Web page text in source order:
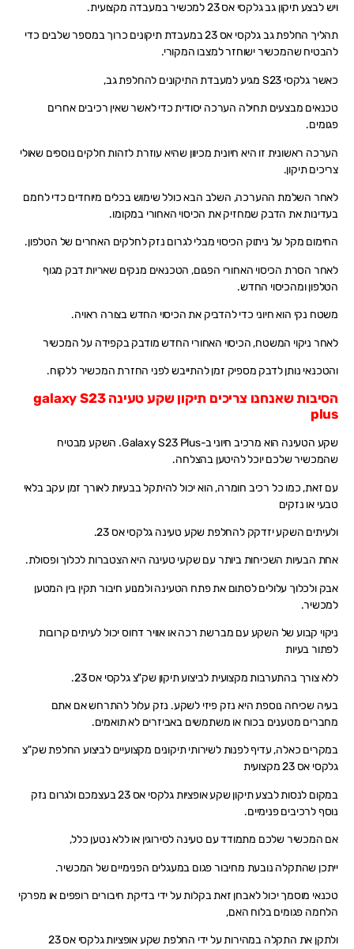
ויש לבצע תיקון גב גלקסי אס 23 למכשיר במעבדה מקצועית.
תהליך החלפת גב גלקסי אס 23 במעבדת תיקונים כרוך במספר שלבים כדי
להבטיח שהמכשיר ישוחזר למצבו המקורי.
כאשר גלקסי S23 מגיע למעבדת התיקונים להחלפת גב,
טכנאים מבצעים תחילה הערכה יסודית כדי לאשר שאין רכיבים אחרים
פגומים.
הערכה ראשונית זו היא חיונית מכיוון שהיא עוזרת לזהות חלקים נוספים שאולי
צריכים תיקון.
לאחר השלמת ההערכה, השלב הבא כולל שימוש בכלים מיוחדים כדי לחמם
בעדינות את הדבק שמחזיק את הכיסוי האחורי במקומו.
החימום מקל על ניתוק הכיסוי מבלי לגרום נזק לחלקים האחרים של הטלפון.
לאחר הסרת הכיסוי האחורי הפגום, הטכנאים מנקים שאריות דבק מגוף
הטלפון ומהכיסוי החדש.
משטח נקי הוא חיוני כדי להדביק את הכיסוי החדש בצורה ראויה.
לאחר ניקוי המשטח, הכיסוי האחורי החדש מודבק בקפידה על המכשיר
והטכנאי נותן לדבק מספיק זמן להתייבש לפני החזרת המכשיר ללקוח.
הסיבות שאנחנו צריכים תיקון שקע טעינה galaxy S23
plus
שקע הטעינה הוא מרכיב חיוני ב-Galaxy S23 Plus. השקע מבטיח
שהמכשיר שלכם יוכל להיטען בהצלחה.
עם זאת, כמו כל רכיב חומרה, הוא יכול להיתקל בבעיות לאורך זמן עקב בלאי
טבעי או נזקים
ולעיתים השקע יזדקק להחלפת שקע טעינה גלקסי אס 23.
אחת הבעיות השכיחות ביותר עם שקעי טעינה היא הצטברות לכלוך ופסולת.
אבק ולכלוך עלולים לסתום את פתח הטעינה ולמנוע חיבור תקין בין המטען
למכשיר.
ניקוי קבוע של השקע עם מברשת רכה או אוויר דחוס יכול לעיתים קרובות
לפתור בעיות
ללא צורך בהתערבות מקצועית לביצוע תיקון שק"צ גלקסי אס 23.
בעיה שכיחה נוספת היא נזק פיזי לשקע. נזק עלול להתרחש אם אתם
מחברים מטענים בכוח או משתמשים באביזרים לא תואמים.
במקרים כאלה, עדיף לפנות לשירותי תיקונים מקצועיים לביצוע החלפת שק"צ
גלקסי אס 23 מקצועית
במקום לנסות לבצע תיקון שקע אופציות גלקסי אס 23 בעצמכם ולגרום נזק
נוסף לרכיבים פנימיים.
אם המכשיר שלכם מתמודד עם טעינה לסירוגין או ללא נטען כלל,
ייתכן שהתקלה נובעת מחיבור פגום במעגלים הפנימיים של המכשיר.
טכנאי מוסמך יכול לאבחן זאת בקלות על ידי בדיקת חיבורים רופפים או מפרקי
הלחמה פגומים בלוח האם,
ולתקן את התקלה במהירות על ידי החלפת שקע אופציות גלקסי אס 23